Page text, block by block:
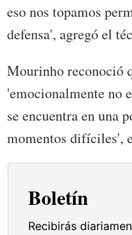
eso nos topamos
defensa', agregó el
Mourinho reconoció
'emocionalmente no
se encuentra en una
momentos difíciles',
Boletín
Recibirás